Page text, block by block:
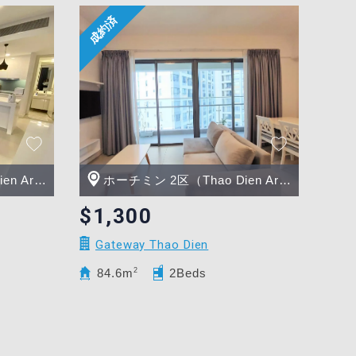
） ホーチミン 2区（Thao Dien Area）
$1,300
Gateway Thao Dien
84.6m 2 2Beds